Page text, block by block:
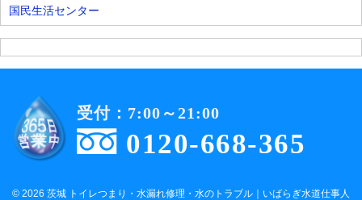
国民生活センター
0120-668-365
受付：7:00～21:00
© 2026 茨城 トイレつまり・水漏れ修理・水のトラブル｜いばらぎ水道仕事人